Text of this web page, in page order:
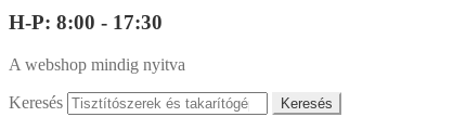
H-P: 8:00 - 17:30
A webshop mindig nyitva
Keresés Keresés